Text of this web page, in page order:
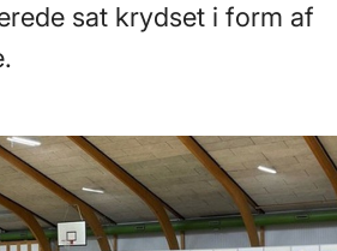
sat krydset i form af